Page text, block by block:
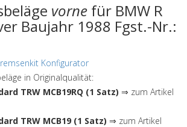
vorne für BMW R
Baujahr 1988 Fgst.-Nr.:
Konfigurator
in Originalqualität:
TRW MCB19RQ (1 Satz) ⇒ zum Artikel
TRW MCB19 (1 Satz) ⇒ zum Artikel